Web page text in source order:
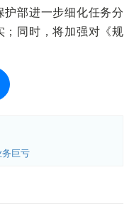
部进一步细化任务分
；同时，将加强对《规
务巨亏